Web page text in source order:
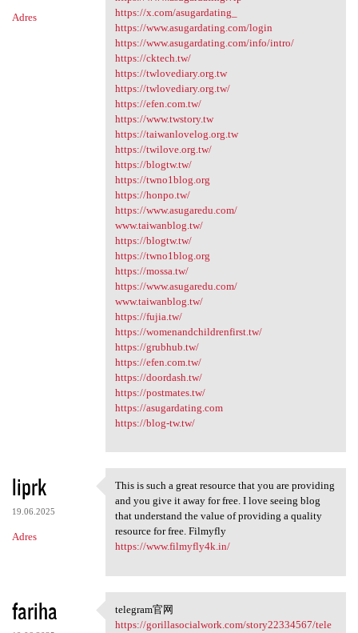
Adres
https://x.com/asugardating_
https://www.asugardating.com/login
https://www.asugardating.com/info/intro/
https://cktech.tw/
https://twlovediary.org.tw
https://twlovediary.org.tw/
https://efen.com.tw/
https://www.twstory.tw
https://taiwanlovelog.org.tw
https://twilove.org.tw/
https://blogtw.tw/
https://twno1blog.org
https://honpo.tw/
https://www.asugaredu.com/
www.taiwanblog.tw/
https://blogtw.tw/
https://twno1blog.org
https://mossa.tw/
https://www.asugaredu.com/
www.taiwanblog.tw/
https://fujia.tw/
https://womenandchildrenfirst.tw/
https://grubhub.tw/
https://efen.com.tw/
https://doordash.tw/
https://postmates.tw/
https://asugardating.com
https://blog-tw.tw/
liprk
19.06.2025
Adres
This is such a great resource
This is such a great resource that you are providing
and you give it away for free. I love seeing blog
that understand the value of providing a quality
resource for free. Filmyfly
https://www.filmyfly4k.in/
fariha telegram官网 https:/
telegram官网
https://gorillasocialwork.com/story22334567/tele